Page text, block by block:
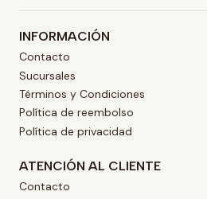
INFORMACIÓN
Contacto
Sucursales
Términos y Condiciones
Política de reembolso
Política de privacidad
ATENCIÓN AL CLIENTE
Contacto